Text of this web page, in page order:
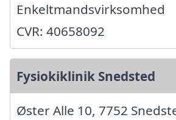
Enkeltmandsvirksomhed
CVR: 40658092
Fysiokiklinik Snedsted
Øster Alle 10, 7752